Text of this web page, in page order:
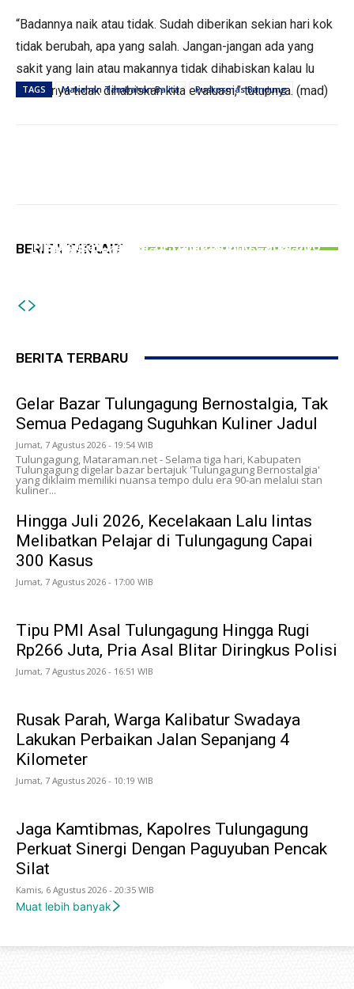
“Badannya naik atau tidak. Sudah diberikan sekian hari kok
tidak berubah, apa yang salah. Jangan-jangan ada yang
sakit yang lain atau makannya tidak dihabiskan kalau lu
makannya tidak dihabiskan kita evaluasi,” tutupnya. (mad)
TAGS Makanan Tambahan Balita Puskesmas Bandung
BERITA TERKAIT
Semua Pedagang Suguhkan Kuliner Jadul
Melibatkan Pelajar di Tulungagung Capai 300
Tipu PMI Asal Tulungagung Hingga Rugi Rp266
BERITA TERBARU
Gelar Bazar Tulungagung Bernostalgia, Tak
Semua Pedagang Suguhkan Kuliner Jadul
Jumat, 7 Agustus 2026 - 19:54 WIB
Tulungagung, Mataraman.net - Selama tiga hari, Kabupaten
Tulungagung digelar bazar bertajuk 'Tulungagung Bernostalgia'
yang diklaim memiliki nuansa tempo dulu era 90-an melalui stan
kuliner...
Hingga Juli 2026, Kecelakaan Lalu lintas
Melibatkan Pelajar di Tulungagung Capai
300 Kasus
Jumat, 7 Agustus 2026 - 17:00 WIB
Tipu PMI Asal Tulungagung Hingga Rugi
Rp266 Juta, Pria Asal Blitar Diringkus Polisi
Jumat, 7 Agustus 2026 - 16:51 WIB
Rusak Parah, Warga Kalibatur Swadaya
Lakukan Perbaikan Jalan Sepanjang 4
Kilometer
Jumat, 7 Agustus 2026 - 10:19 WIB
Jaga Kamtibmas, Kapolres Tulungagung
Perkuat Sinergi Dengan Paguyuban Pencak
Silat
Kamis, 6 Agustus 2026 - 20:35 WIB
Muat lebih banyak